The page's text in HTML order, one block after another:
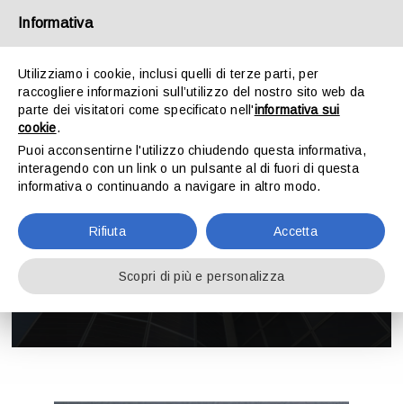
contenuto
Toggle
HOME
LO STUDIO
ATTIVITÀ
Fabrizio Marinoni
Informativa
Utilizziamo i cookie, inclusi quelli di terze parti, per
raccogliere informazioni sull’utilizzo del nostro sito web da
parte dei visitatori come specificato nell'informativa sui
cookie.
Puoi acconsentirne l'utilizzo chiudendo questa informativa,
interagendo con un link o un pulsante al di fuori di questa
informativa o continuando a navigare in altro modo.
Rifiuta Accetta
Scopri di più e personalizza